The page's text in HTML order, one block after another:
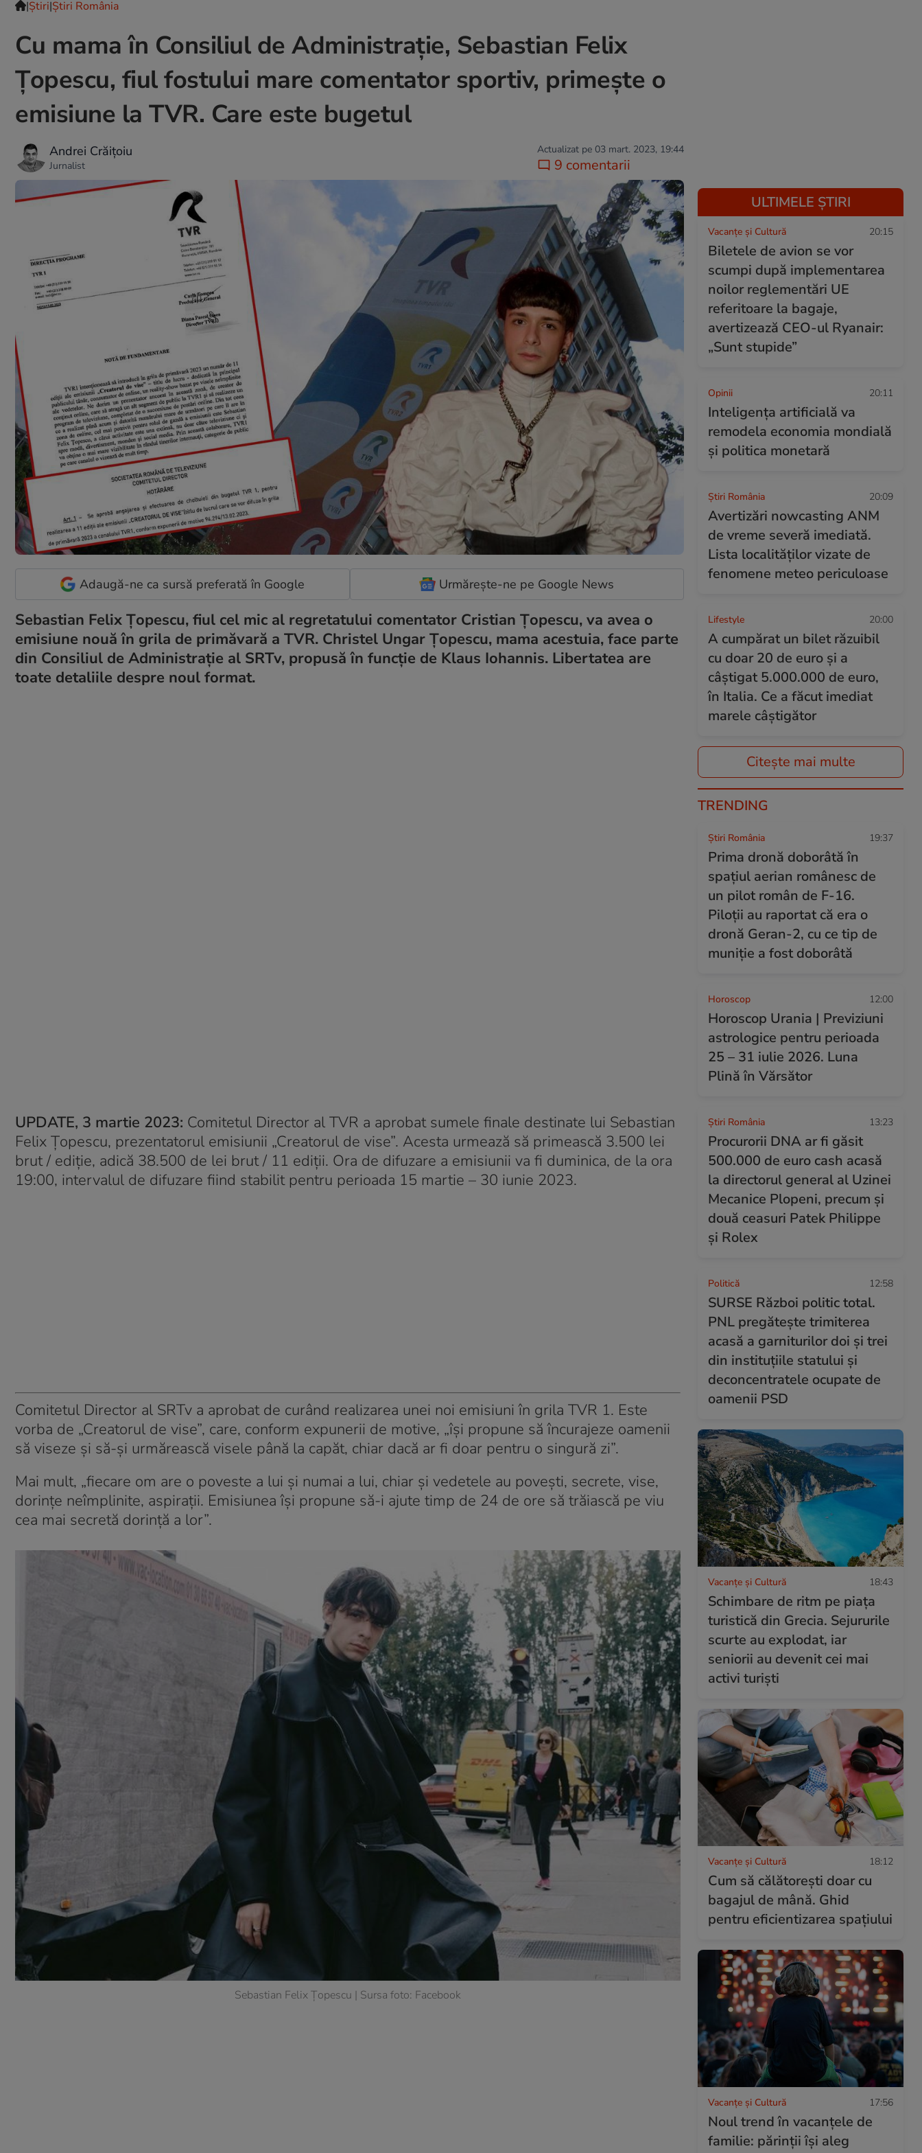
|Ştiri|Știri România
Cu mama în Consiliul de Administraţie, Sebastian Felix
Țopescu, fiul fostului mare comentator sportiv, primește o
emisiune la TVR. Care este bugetul
Andrei Crăițoiu
Jurnalist
Actualizat pe 03 mart. 2023, 19:44
9 comentarii
Adaugă-ne ca sursă preferată în Google Urmărește-ne pe Google News
Sebastian Felix Țopescu, fiul cel mic al regretatului comentator Cristian Țopescu, va avea o
emisiune nouă în grila de primăvară a TVR. Christel Ungar Țopescu, mama acestuia, face parte
din Consiliul de Administraţie al SRTv, propusă în funcție de Klaus Iohannis. Libertatea are
toate detaliile despre noul format.
UPDATE, 3 martie 2023: Comitetul Director al TVR a aprobat sumele finale destinate lui Sebastian
Felix Țopescu, prezentatorul emisiunii „Creatorul de vise”. Acesta urmează să primească 3.500 lei
brut / ediție, adică 38.500 de lei brut / 11 ediții. Ora de difuzare a emisiunii va fi duminica, de la ora
19:00, intervalul de difuzare fiind stabilit pentru perioada 15 martie – 30 iunie 2023.
Comitetul Director al SRTv a aprobat de curând realizarea unei noi emisiuni în grila TVR 1. Este
vorba de „Creatorul de vise”, care, conform expunerii de motive, „își propune să încurajeze oamenii
să viseze și să-și urmărească visele până la capăt, chiar dacă ar fi doar pentru o singură zi”.
Mai mult, „fiecare om are o poveste a lui și numai a lui, chiar și vedetele au povești, secrete, vise,
dorințe neîmplinite, aspirații. Emisiunea își propune să-i ajute timp de 24 de ore să trăiască pe viu
cea mai secretă dorință a lor”.
Sebastian Felix Țopescu | Sursa foto: Facebook
ULTIMELE ȘTIRI
Vacanțe și Cultură 20:15
Biletele de avion se vor
scumpi după implementarea
noilor reglementări UE
referitoare la bagaje,
avertizează CEO-ul Ryanair:
„Sunt stupide”
Opinii 20:11
Inteligența artificială va
remodela economia mondială
și politica monetară
Știri România 20:09
Avertizări nowcasting ANM
de vreme severă imediată.
Lista localităților vizate de
fenomene meteo periculoase
Lifestyle 20:00
A cumpărat un bilet răzuibil
cu doar 20 de euro și a
câștigat 5.000.000 de euro,
în Italia. Ce a făcut imediat
marele câștigător
Citește mai multe
TRENDING
Știri România 19:37
Prima dronă doborâtă în
spațiul aerian românesc de
un pilot român de F-16.
Piloții au raportat că era o
dronă Geran-2, cu ce tip de
muniție a fost doborâtă
Horoscop 12:00
Horoscop Urania | Previziuni
astrologice pentru perioada
25 – 31 iulie 2026. Luna
Plină în Vărsător
Știri România 13:23
Procurorii DNA ar fi găsit
500.000 de euro cash acasă
la directorul general al Uzinei
Mecanice Plopeni, precum și
două ceasuri Patek Philippe
și Rolex
Politică 12:58
SURSE Război politic total.
PNL pregătește trimiterea
acasă a garniturilor doi și trei
din instituțiile statului și
deconcentratele ocupate de
oamenii PSD
Vacanțe și Cultură 18:43
Schimbare de ritm pe piața
turistică din Grecia. Sejururile
scurte au explodat, iar
seniorii au devenit cei mai
activi turiști
Vacanțe și Cultură 18:12
Cum să călătoreşti doar cu
bagajul de mână. Ghid
pentru eficientizarea spaţiului
Vacanțe și Cultură 17:56
Noul trend în vacanțele de
familie: părinții își aleg